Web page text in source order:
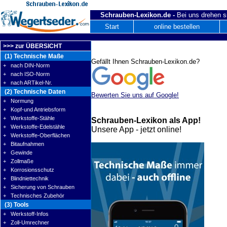
Schrauben-Lexikon.de - Bei uns drehen
Start
online bestellen
>>> zur ÜBERSICHT
(1) Technische Maße
+ nach DIN-Norm
+ nach ISO-Norm
+ nach ARTikel-Nr.
(2) Technische Daten
+ Normung
+ Kopf-und Antriebsform
+ Werkstoffe-Stähle
+ Werkstoffe-Edelstähle
+ Werkstoffe-Oberflächen
+ Bitaufnahmen
+ Gewinde
+ Zollmaße
+ Korrosionsschutz
+ Blindniettechnik
+ Sicherung von Schrauben
+ Technisches Zubehör
(3) Tools
+ Werkstoff-Infos
+ Zoll-Umrechner
Gefällt Ihnen Schrauben-Lexikon.de?
Bewerten Sie uns auf Google!
Schrauben-Lexikon als App!
Unsere App - jetzt online!